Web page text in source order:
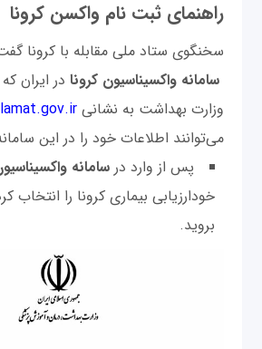
راهنمای ثبت نام واکسن کرونا
سخنگوی ستاد ملی مقابله با کرونا
سامانه واکسیناسیون کرونا در ایران
وزارت بهداشت به نشانی Salamat.gov.ir
می‌توانند اطلاعات خود را در این
پس از وارد در سامانه
خودارزیابی بیماری کرونا را انتخاب
بروید.